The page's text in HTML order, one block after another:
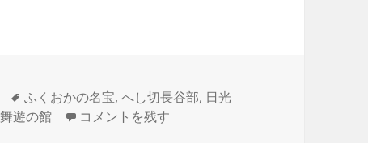
タ
グ
ふくおかの名宝,へし切長谷部, 日光
舞遊の館 福岡市博物館に行った に
コメントを残す